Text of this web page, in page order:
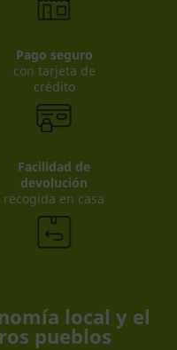
Pago seguro
con tarjeta de
crédito
Facilidad de
devolución
recogida en casa
local y el
pueblos